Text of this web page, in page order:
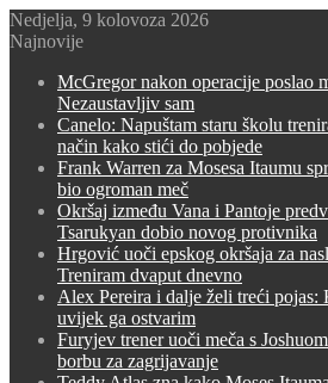
Nedjelja, 9 kolovoza 2026
Najnovije
McGregor nakon operacije poslao
Nezaustavljiv sam
Canelo: Napuštam staru školu
način kako stići do pobjede
Frank Warren za Mosesa Itaumu
bio ogroman meč
Okršaj između Vana i Pantoje
Tsarukyan dobio novog protivnika
Hrgović uoči epskog okršaja za
Treniram dvaput dnevno
Alex Pereira i dalje želi treći pojas:
uvijek ga ostvarim
Furyjev trener uoči meča s
borbu za zagrijavanje